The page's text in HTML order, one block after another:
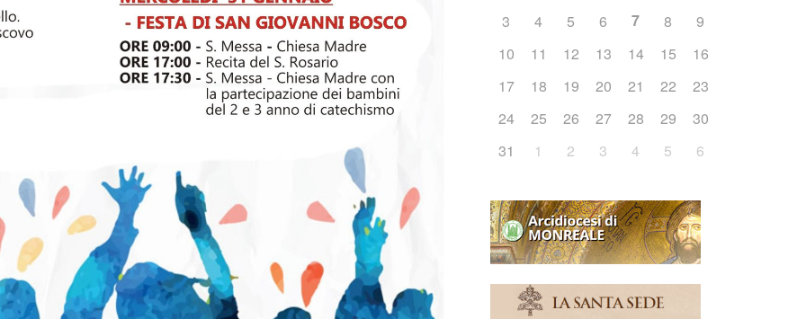
3
4 5 6 7 8
9
10
11 12 13 14 15
16
17
18 19 20 21 22
23
24
25 26 27 28 29
30
31
1 2 3 4 5 6